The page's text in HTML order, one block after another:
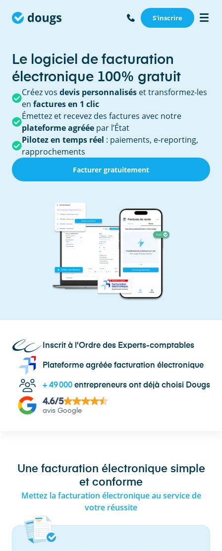
S'inscrire
Le logiciel de facturation
électronique 100% gratuit
Créez vos devis personnalisés et transformez-les
en factures en 1 clic
Émettez et recevez des factures avec notre
plateforme agréée par l’État
Pilotez en temps réel : paiements, e-reporting,
rapprochements
Facturer gratuitement
Inscrit à l'Ordre des Experts-comptables
Plateforme agréée facturation électronique
+ 49 000 entrepreneurs ont déjà choisi Dougs
4.6/5
avis Google
Une facturation électronique simple
et conforme
Mettez la facturation électronique au service de
votre réussite